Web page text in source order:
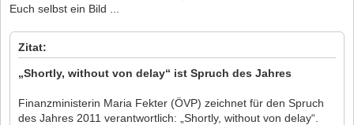
Euch selbst ein Bild ...
Zitat:
„Shortly, without von delay“ ist Spruch des Jahres
Finanzministerin Maria Fekter (ÖVP) zeichnet für den Spruch
des Jahres 2011 verantwortlich: „Shortly, without von delay“.